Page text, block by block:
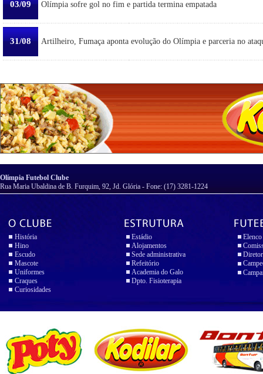
03/09 Olímpia sofre gol no fim e partida termina empatada
31/08 Artilheiro, Fumaça aponta evolução do Olímpia e parceria no
Olímpia Futebol Clube
Rua Maria Ubaldina de B. Furquim, 92, Jd. Glória - Fone: (17) 3281-1224
História
Hino
Escudo
Mascote
Uniformes
Craques
Curiosidades
Estádio
Alojamentos
Sede administrativa
Refeitório
Academia do Galo
Dpto. Fisioterapia
Elenco